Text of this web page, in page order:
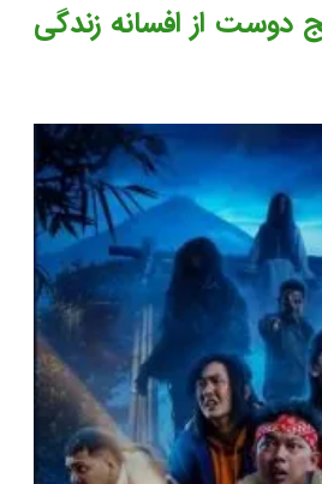
دوست از افسانه زندگی